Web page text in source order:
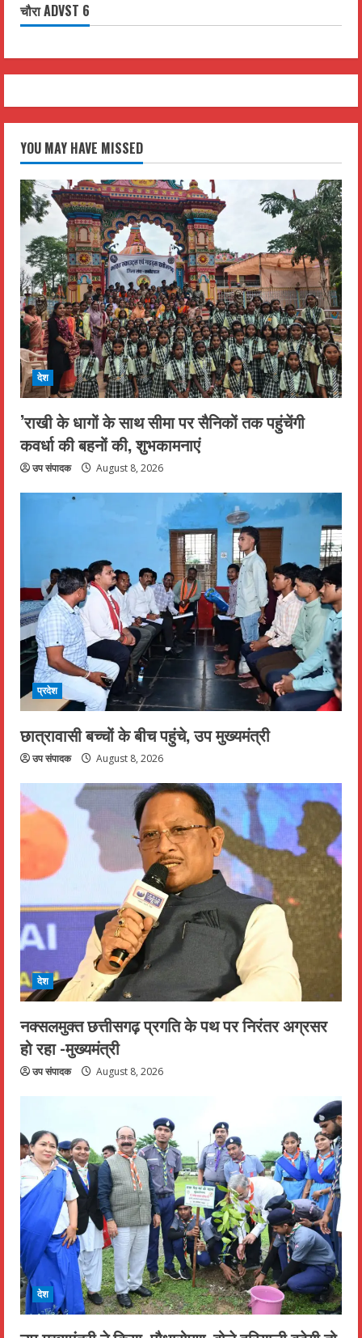
चौरा ADVST 6
YOU MAY HAVE MISSED
देश
’राखी के धागों के साथ सीमा पर सैनिकों तक पहुंचेंगी
कवर्धा की बहनों की, शुभकामनाएं
उप संपादक August 8, 2026
प्रदेश
छात्रावासी बच्चों के बीच पहुंचे, उप मुख्यमंत्री
उप संपादक August 8, 2026
देश
नक्सलमुक्त छत्तीसगढ़ प्रगति के पथ पर निरंतर अग्रसर
हो रहा -मुख्यमंत्री
उप संपादक August 8, 2026
देश